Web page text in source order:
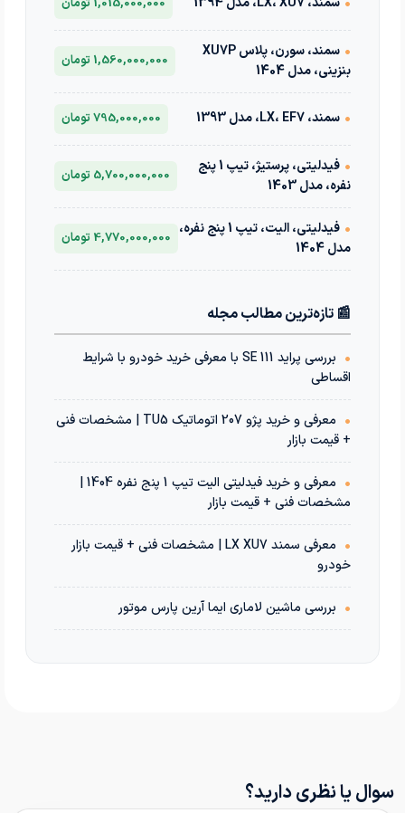
•
سمند، سورن، پلاس XU7P
بنزینی، مدل 1404
1,560,000,000 تومان
• سمند، LX، EF7، مدل 1393 795,000,000 تومان
•
فیدلیتی، پرستیژ، تیپ 1 پنج
نفره، مدل 1403
5,700,000,000 تومان
•
فیدلیتی، الیت، تیپ 1 پنج نفره،
مدل 1404
4,770,000,000 تومان
📰 تازه‌ترین مطالب مجله
•
بررسی پراید 111 SE با معرفی خرید خودرو با شرایط
اقساطی
•
معرفی و خرید پژو 207 اتوماتیک TU5 | مشخصات فنی
+ قیمت بازار
•
معرفی و خرید فیدلیتی الیت تیپ 1 پنج نفره 1404 |
مشخصات فنی + قیمت بازار
•
معرفی سمند LX XU7 | مشخصات فنی + قیمت بازار
خودرو
• بررسی ماشین لاماری ایما آرین پارس موتور
سوال یا نظری دارید؟